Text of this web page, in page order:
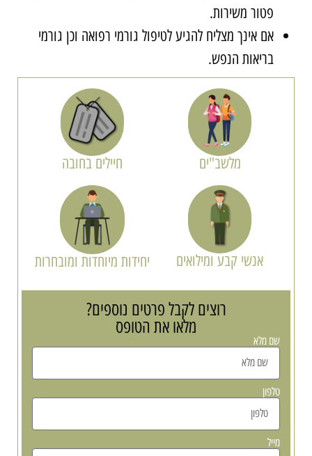
פטור משירות.
אם אינך מצליח להגיע לטיפול גורמי רפואה וכן גורמי
בריאות הנפש.
מלשב"ים חיילים בחובה
אנשי קבע ומילואים יחידות מיוחדות ומובחרות
רוצים לקבל פרטים נוספים?
מלאו את הטופס
שם מלא
טלפון